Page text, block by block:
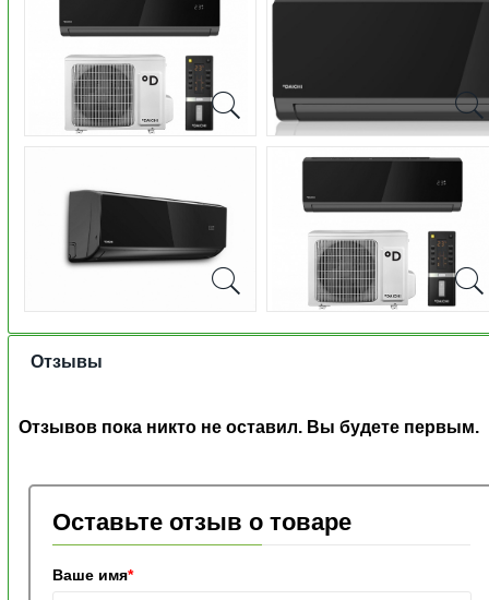
Отзывы
Отзывов пока никто не оставил. Вы будете первым.
Оставьте отзыв о товаре
Ваше имя*